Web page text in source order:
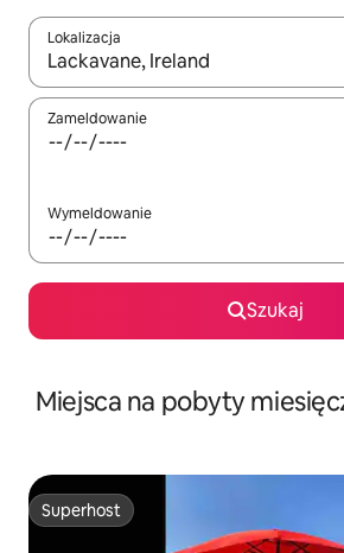
Lokalizacja
Gdy wyniki będą dostępne, możesz
Zameldowanie
Wymeldowanie
Szukaj
Miejsca na pobyty
Superhost
Superhost